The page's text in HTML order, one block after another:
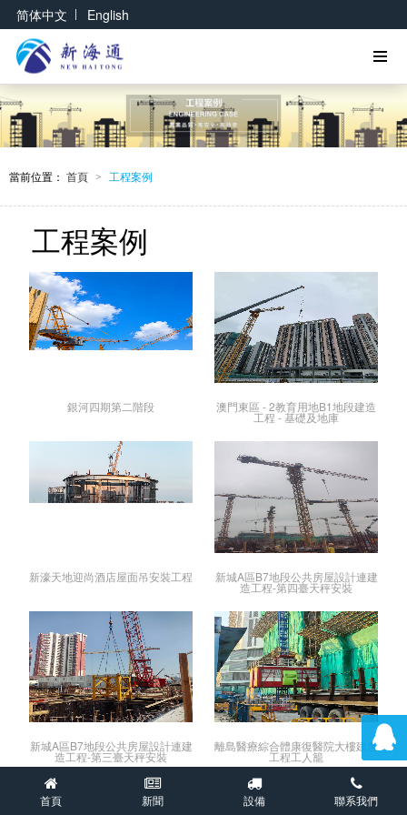
简体中文 | English
當前位置： 首頁 > 工程案例
工程案例
銀河四期第二階段 澳門東區 - 2教育用地B1地段建造
工程 - 基礎及地庫
新濠天地迎尚酒店屋面吊安裝工程 新城A區B7地段公共房屋設計連建
造工程-第四臺天秤安裝
新城A區B7地段公共房屋設計連建
造工程-第三臺天秤安裝
離島醫療綜合體康復醫院大樓建造
工程工人籠
首頁 新聞 設備 聯系我們